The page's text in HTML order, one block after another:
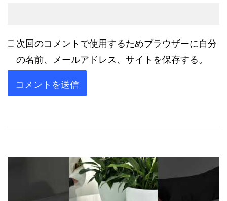
次回のコメントで使用するためブラウザーに自分
の名前、メールアドレス、サイトを保存する。